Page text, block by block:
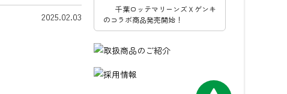
2025.02.03
千葉ロッテマリーンズＸゲンキ
のコラボ商品発売開始！